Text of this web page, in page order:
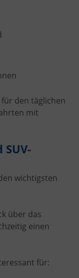
den täglichen
mit
wichtigsten
über das
einen
für: